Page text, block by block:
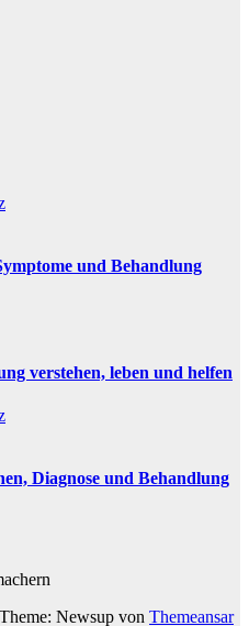
und Behandlung
verstehen, leben und helfen
Diagnose und Behandlung
Theme: Newsup von Themeansar